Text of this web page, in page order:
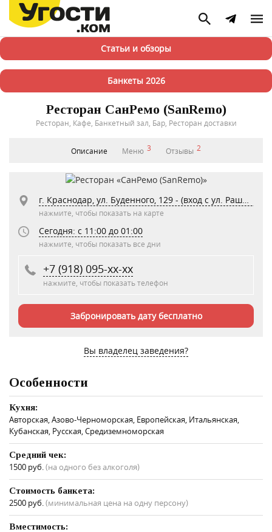
Статьи и обзоры
Банкеты 2026
Ресторан СанРемо (SanRemo)
Ресторан, Кафе, Банкетный зал, Бар, Ресторан доставки
Описание Меню 3 Отзывы 2
нажмите, чтобы показать на карте
Сегодня: c 11:00 до 01:00
нажмите, чтобы показать все дни
+7 (918) 095-xx-xx
нажмите, чтобы показать телефон
Забронировать дату бесплатно
Вы владелец заведения?
Особенности
Кухня:
Авторская, Азово-Черноморская, Европейская, Итальянская,
Кубанская, Русская, Средиземноморская
Средний чек:
1500 руб.(на одного без алкоголя)
Стоимость банкета:
2500 руб.(минимальная цена на одну персону)
Вместимость: